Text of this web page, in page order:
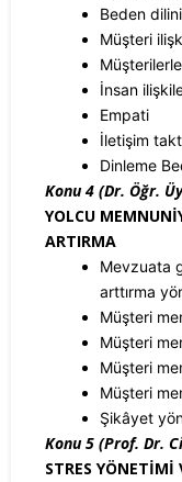
Beden
Müşteri
İnsan
Empati
İletişim
Dinleme
Konu 4 (Dr. Öğr.
YOLCU
ARTIRMA
Mevzuata
arttırma
Müşteri
Müşteri
Müşteri
Müşteri
Şikâyet
Konu 5 (Prof. Dr.
STRES YÖNETİMİ